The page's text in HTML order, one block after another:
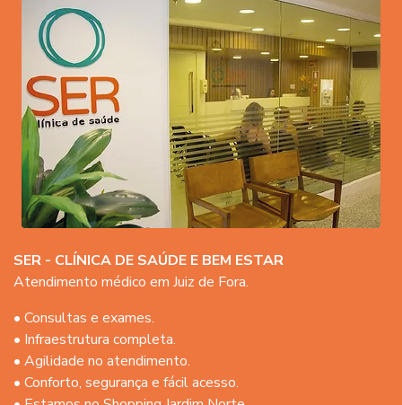
SER - CLÍNICA DE SAÚDE E BEM ESTAR
Atendimento médico em Juiz de Fora.
• Consultas e exames.
• Infraestrutura completa.
• Agilidade no atendimento.
• Conforto, segurança e fácil acesso.